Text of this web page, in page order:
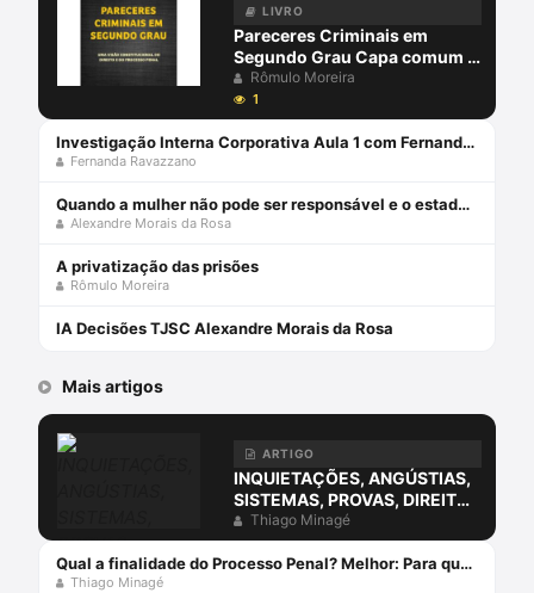
LIVRO
Pareceres Criminais em
Segundo Grau Capa comum 1
janeiro 2018
Rômulo Moreira
1
Investigação Interna Corporativa Aula 1 com Fernanda Ravazzano
Fernanda Ravazzano
Quando a mulher não pode ser responsável e o estado decide antes. sobre a súmula 542 do stj
Alexandre Morais da Rosa
A privatização das prisões
Rômulo Moreira
IA Decisões TJSC Alexandre Morais da Rosa
Mais artigos
ARTIGO
INQUIETAÇÕES, ANGÚSTIAS,
SISTEMAS, PROVAS, DIREITO
E O ERRO DA COMPREENSÃO
JURÍDICA ESTUDANDO
APENAS O DIREITO.
Thiago Minagé
Qual a finalidade do Processo Penal? Melhor: Para que serve o Processo Penal?
Thiago Minagé